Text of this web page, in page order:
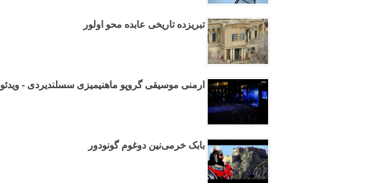
تبریزده تاریخی عابده محو اولور
ارمنی موسیقی گروپو ماهنیمیزی سسلندیردی - ویدئو
بابک خرمی‌نین دوغوم گونودور